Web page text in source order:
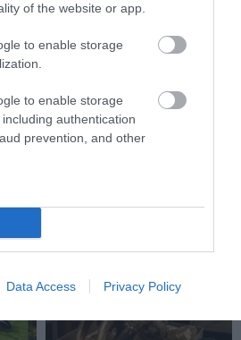
of the website or app.
to enable storage
to enable storage
authentication
prevention, and other
Data Access Privacy Policy
NEM CSAK A RITKASÁGOK
BAJBAN VANNAK: A
HÉTKÖZNAPI MADARAK ÉS